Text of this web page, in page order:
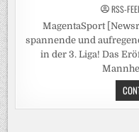
RSS-
MagentaSport
spannende und
in der 3. Liga! Das